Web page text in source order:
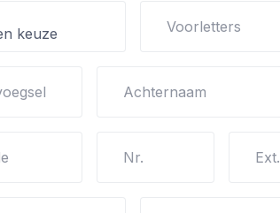
Voorletters
Achternaam
Nr. Ext.